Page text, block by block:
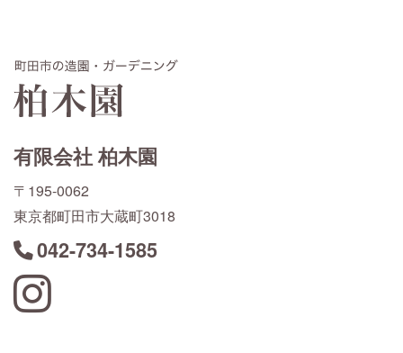
有限会社 柏木園
〒195-0062
東京都町田市大蔵町3018
042-734-1585
Instagram